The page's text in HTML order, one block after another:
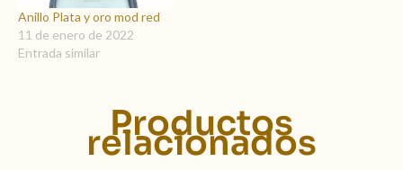
Anillo Plata y oro mod red
11 de enero de 2022
Entrada similar
Productos
relacionados